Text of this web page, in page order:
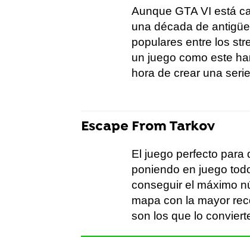
Aunque GTA VI está
una década de
populares entre los
un juego como este
hora de crear una
Escape From Tarkov
El juego perfecto para
poniendo en juego
conseguir el máximo
mapa con la mayor
son los que lo